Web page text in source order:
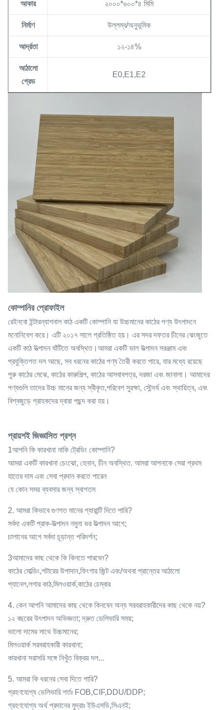
আকার ২০০০*৬০০*৪ মিমি
নির্মাণ উল্লম্ব/অনুভূমিক
আর্দ্রতা ১২-১৪%
আঠালো
গ্রেড
E0,E1,E2
কোম্পানির প্রোফাইল
রেইনবো ইন্টারন্যাশনাল কাঠ একটি কোম্পানি যা উচ্চমানের কাঠের পণ্য উৎপাদনে
মনোনিবেশ করে। এটি ২০১৭ সালে প্রতিষ্ঠিত হয়। এর সদর দফতর চীনের ঝেংজুতে
একটি কাঠ উত্পাদন ঘাঁটিতে অবস্থিত।আমরা একটি ভাল উত্পাদন সরঞ্জাম এবং
প্রযুক্তিগত দল আছে, সব ধরনের কাঠের পণ্য তৈরী করতে পারে, যার মধ্যে রয়েছে
পুরু কাঠের মেঝে, কাঠের কারুশিল্প, কাঠের আসবাবপত্র, দরজা এবং জানালা। আমাদের
পণ্যগুলি তাদের উচ্চ মানের জন্য স্বীকৃত,পরিবেশ সুরক্ষা, সৌন্দর্য এবং স্থায়িত্ব, এবং
বিশ্বজুড়ে গ্রাহকদের দ্বারা পছন্দ করা হয়।
প্রায়শই জিজ্ঞাসিত প্রশ্ন
1আপনি কি কারখানা নাকি ট্রেডিং কোম্পানি?
আমরা একটি কারখানা চেংঝো, হেনান, চীন অবস্থিত. আমরা আপনাকে সেরা প্রথম
হাতের দাম এবং সেবা প্রদান করতে পারেন
যে কোন সময় ব্যবসার জন্য স্বাগতম
2. আমরা কিভাবে গুণগত মানের গ্যারান্টি দিতে পারি?
সর্বদা একটি প্রাক-উত্পাদন নমুনা ভর উত্পাদন আগে;
চালানের আগে সর্বদা চূড়ান্ত পরিদর্শন;
3আমাদের কাছ থেকে কি কিনতে পারবেন?
কাঠের মোল্ডিং,শটারের উপাদান,ফিংগার জিন্ট এবং/অথবা প্রান্তের আঠালো
প্যানেল,লগার কাঠ,মিলওয়ার্ক,কাঠের চেম্বার
4. কেন আপনি আমাদের কাছ থেকে কিনবেন অন্য সরবরাহকারীদের কাছ থেকে নয়?
১২ বছরের উৎপাদন অভিজ্ঞতা; দ্রুত ডেলিভারি সময়;
ভালো দামের সাথে উচ্চমানের;
মিলওয়ার্ক সরবরাহকারী কারখানা;
কারখানা সরাসরি সঙ্গে নিখুঁত বিক্রয় দল...
5. আমরা কি ধরনের সেবা দিতে পারি?
গ্রহণযোগ্য ডেলিভারি শর্তঃ FOB,CIF,DDU/DDP;
গ্রহণযোগ্য অর্থ প্রদানের মুদ্রাঃ ইউএসডি,সিএনই;